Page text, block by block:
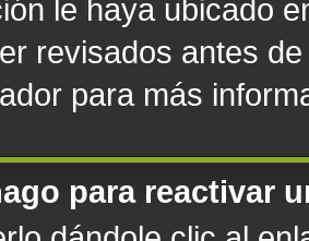
le haya ubicado
revisados antes
para más
para reactivar